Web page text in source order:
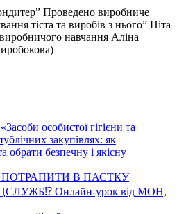
Проведено виробниче
тіста та виробів з нього” Піта
навчання Аліна
особистої гігієни та
закупівлях: як
обрати безпечну і якісну
ПОТРАПИТИ В ПАСТКУ
Онлайн-урок від МОН,